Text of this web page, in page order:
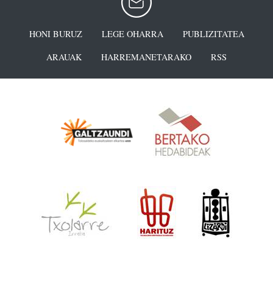
HONI BURUZ LEGE OHARRA
PUBLIZITATEA
ARAUAK
HARREMANETARAKO RSS